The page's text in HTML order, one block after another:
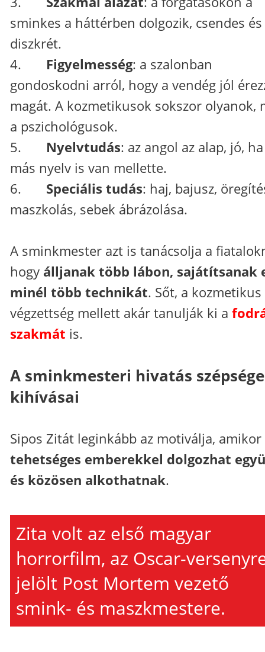
sminkes a háttérben dolgozik, csendes és
diszkrét.
4. Figyelmesség: a szalonban
gondoskodni arról, hogy a vendég jól
magát. A kozmetikusok sokszor olyanok,
a pszichológusok.
5. Nyelvtudás: az angol az alap, jó, ha
más nyelv is van mellette.
6. Speciális tudás: haj, bajusz,
maszkolás, sebek ábrázolása.
A sminkmester azt is tanácsolja a
hogy álljanak több lábon, sajátítsanak
minél több technikát. Sőt, a kozmetikus
végzettség mellett akár tanulják ki a
szakmát is.
A sminkmesteri hivatás
kihívásai
Sipos Zitát leginkább az motiválja, amikor
tehetséges emberekkel dolgozhat
és közösen alkothatnak.
Zita volt az első magyar
horrorfilm, az Oscar-
jelölt Post Mortem vezető
smink- és maszkmestere.